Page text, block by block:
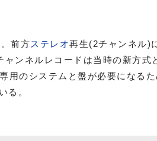
前方ステレオ再生(2チャンネル)
ンネルレコードは当時の新方式
用のシステムと盤が必要になる
る。